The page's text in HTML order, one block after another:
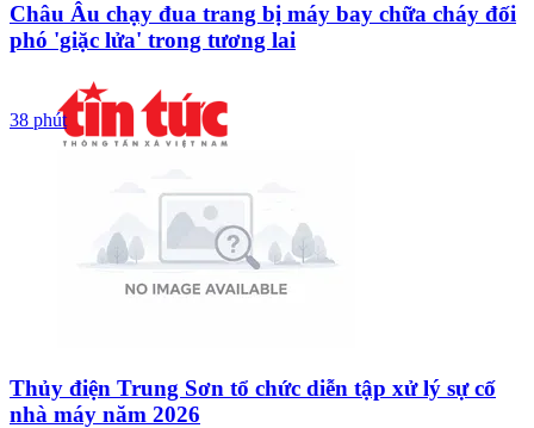
Châu Âu chạy đua trang bị máy bay chữa cháy đối
phó 'giặc lửa' trong tương lai
38 phút
Thủy điện Trung Sơn tổ chức diễn tập xử lý sự cố
nhà máy năm 2026